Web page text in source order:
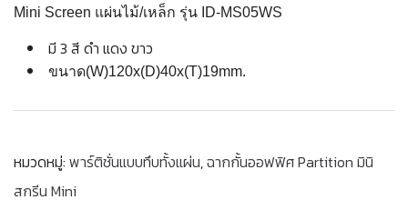
Mini Screen แผ่นไม้/เหล็ก รุ่น ID-MS05WS
มี 3 สี ดำ แดง ขาว
ขนาด(W)120x(D)40x(T)19mm.
หมวดหมู่: พาร์ติชั่นแบบทึบทั้งแผ่น,ฉากกั้นออฟฟิศ Partition มินิ
สกรีน Mini